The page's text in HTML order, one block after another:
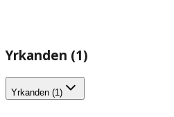
Yrkanden (1)
Yrkanden (1)